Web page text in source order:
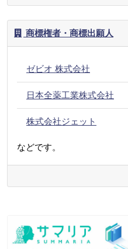
商標権者・商標出願人
ゼビオ 株式会社
日本全薬工業株式会社
株式会社ジェット
などです。